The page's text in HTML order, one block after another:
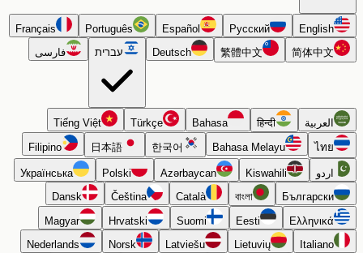
English
Русский
Español
Português
Français
简体中文
繁體中文
Deutsch עברית فارسی
العربية हिन्दी
Bahasa
Türkçe
Tiếng Việt
ไทย
Bahasa Melayu
한국어
日本語
Filipino
اردو Kiswahili
Azərbaycan
Polski
Українська
Български
বাংলা
Català
Čeština
Dansk
Ελληνικά
Eesti
Suomi
Hrvatski
Magyar
Italiano
Lietuvių
Latviešu
Norsk
Nederlands